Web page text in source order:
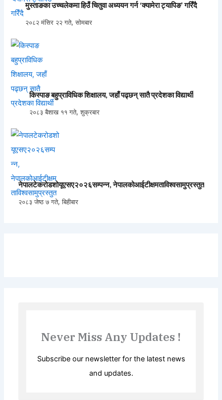
मुस्ताङका उच्चलेकमा हिउँ चितुवा अध्ययन गर्न ‘क्यामेरा ट्यापिङ’ गरिँदै
२०८२ मंसिर २२ गते, सोमबार
किस्पाङ बहुप्राविधिक शिक्षालय, जहाँ पढ्छन् सातै प्रदेशका विद्यार्थी
२०८३ बैशाख ११ गते, शुक्रबार
नेपालटेकरोडशोयूएसए२०२६सम्पन्न, नेपालकोआईटीक्षमताविश्वसामुप्रस्तुत
२०८३ जेष्ठ ७ गते, बिहीबार
Never Miss Any Updates !
Subscribe our newsletter for the latest news
and updates.